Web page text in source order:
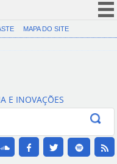
CORONAVÍRUS (COVID-19)
Canais
MAPA DO SITE
E INOVAÇÕES